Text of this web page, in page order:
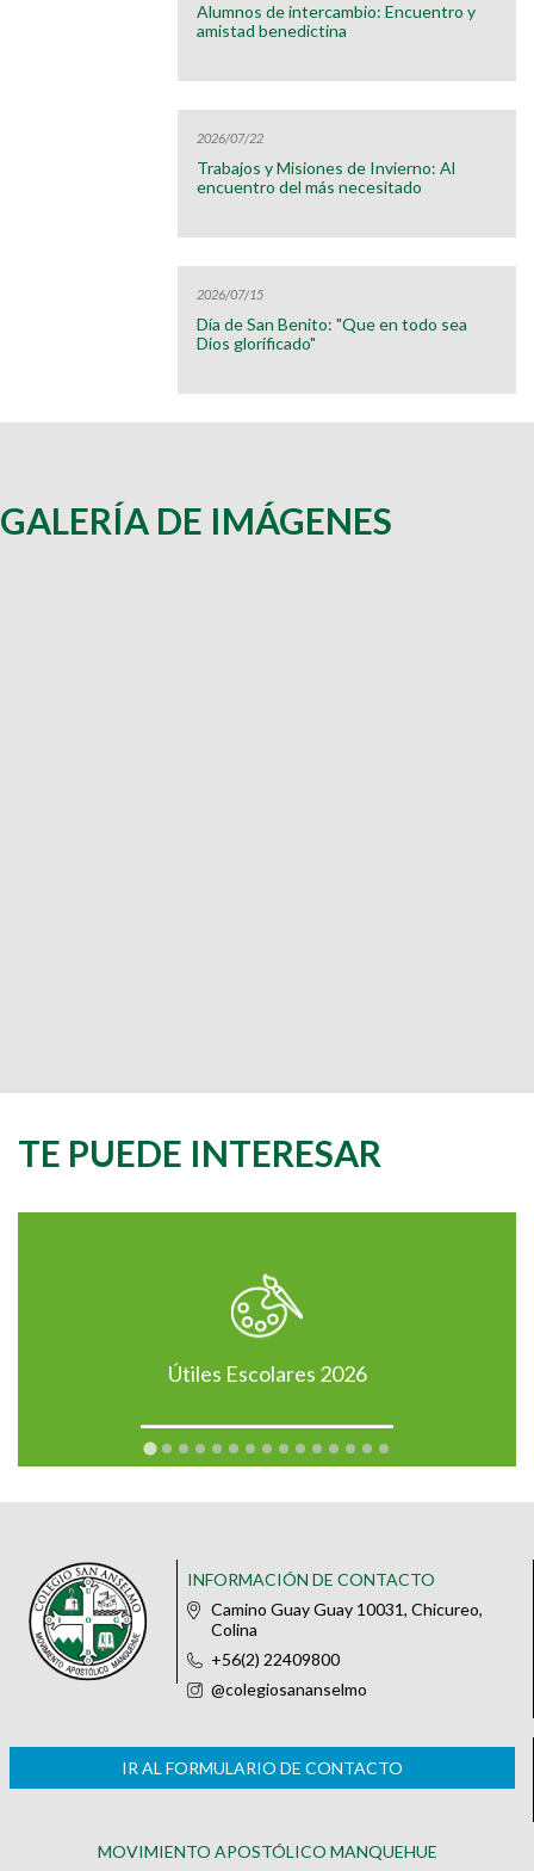
Alumnos de intercambio: Encuentro y
amistad benedictina
2026/07/22
Trabajos y Misiones de Invierno: Al
encuentro del más necesitado
2026/07/15
Día de San Benito: "Que en todo sea
Dios glorificado"
GALERÍA DE IMÁGENES
TE PUEDE INTERESAR
Útiles Escolares 2026
INFORMACIÓN DE CONTACTO
Camino Guay Guay 10031, Chicureo,
Colina
+56(2) 22409800
@colegiosananselmo
IR AL FORMULARIO DE CONTACTO
MOVIMIENTO APOSTÓLICO MANQUEHUE